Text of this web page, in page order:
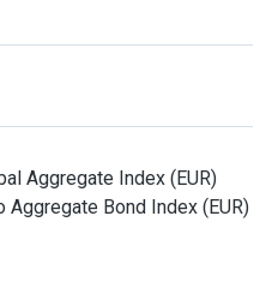
Aggregate Index (EUR)
Aggregate Bond Index (EUR)